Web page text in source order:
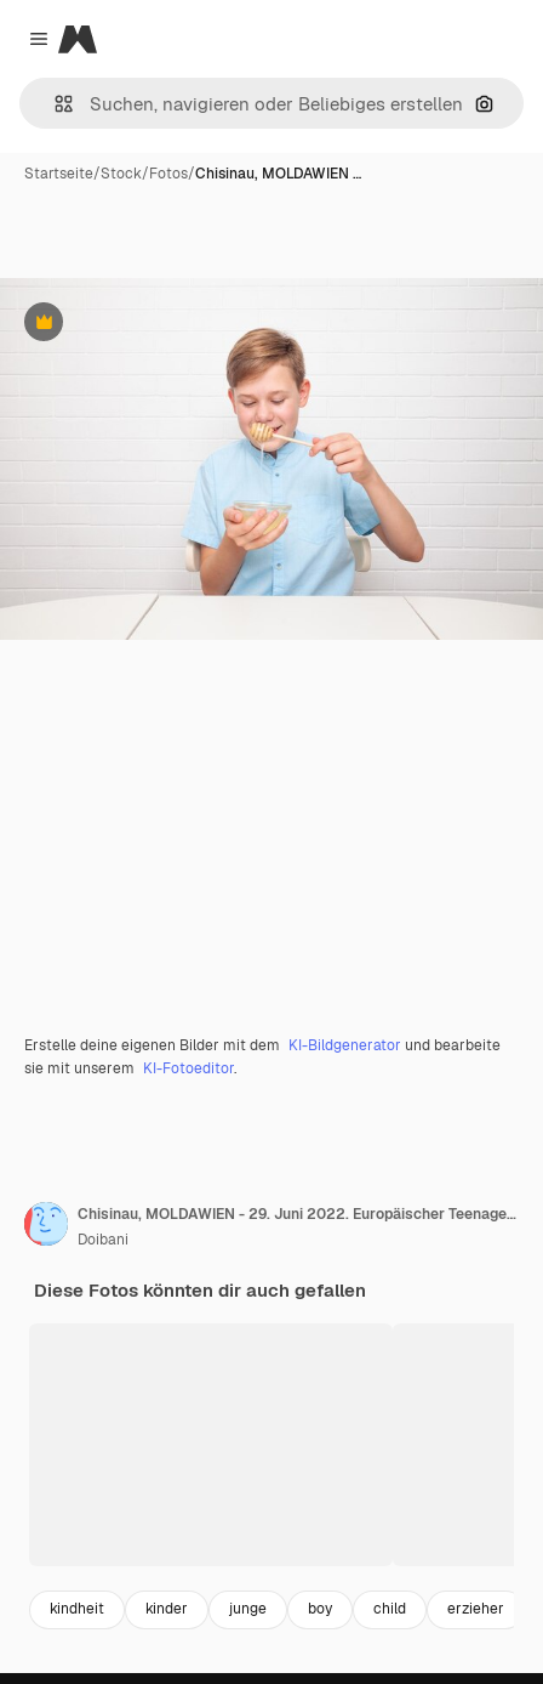
Close menu
Magnific
Nach
Startseite/Stock/Fotos/Chisinau, MOLDAWIEN …
Premium
Erstelle deine eigenen Bilder mit dem KI-Bildgenerator und bearbeite
sie mit unserem KI-Fotoeditor.
Chisinau, MOLDAWIEN - 29. Juni 2022. Europäischer Teenager probiert Honig
Doibani
Diese Fotos könnten dir auch gefallen
kindheit kinder junge boy child erzieher